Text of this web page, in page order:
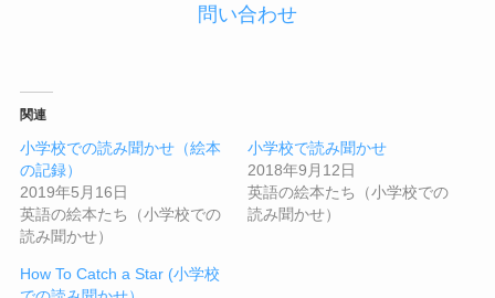
問い合わせ
関連
小学校での読み聞かせ（絵本
の記録）
2019年5月16日
英語の絵本たち（小学校での
読み聞かせ）
小学校で読み聞かせ
2018年9月12日
英語の絵本たち（小学校での
読み聞かせ）
How To Catch a Star (小学校